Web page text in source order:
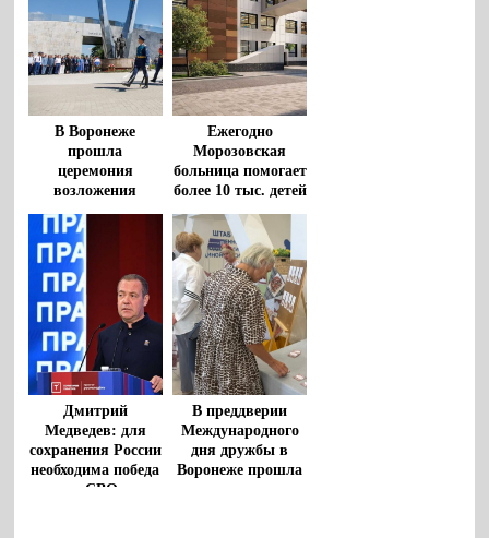
партиями
В Воронеже
прошла
церемония
возложения
цветов к
монументу
«Воронеж – родина
ВДВ»
Ежегодно
Морозовская
больница помогает
более 10 тыс. детей
из регионов
Дмитрий
Медведев: для
сохранения России
необходима победа
в СВО
В преддверии
Международного
дня дружбы в
Воронеже прошла